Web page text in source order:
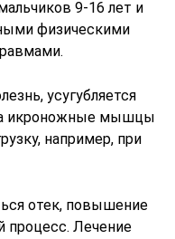
9-16 лет и
физическими
усугубляется
икроножные мышцы
например, при
отек, повышение
процесс. Лечение